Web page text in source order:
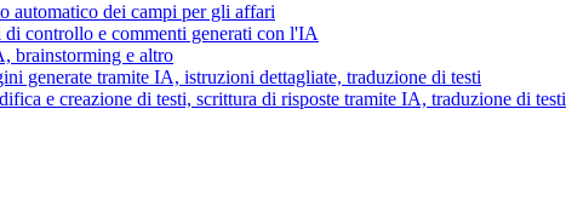
automatico dei campi per gli affari
controllo e commenti generati con l'IA
brainstorming e altro
generate tramite IA, istruzioni dettagliate, traduzione di testi
e creazione di testi, scrittura di risposte tramite IA, traduzione di testi